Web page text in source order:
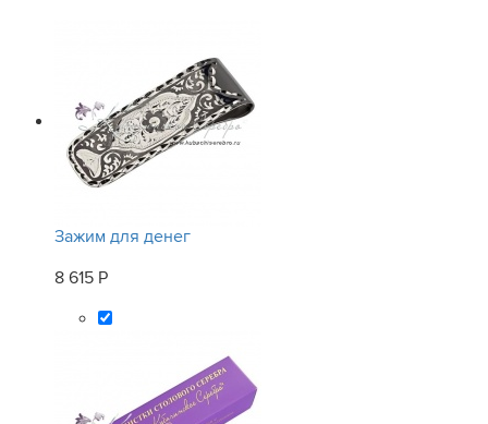
Зажим для денег
8 615 Р